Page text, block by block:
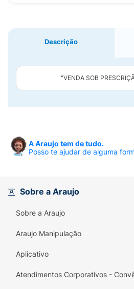
Descrição
"VENDA SOB
A Araujo tem de tudo.
Posso te ajudar de alguma
Sobre a Araujo
Sobre a Araujo
Araujo Manipulação
Aplicativo
Atendimentos Corporativos -